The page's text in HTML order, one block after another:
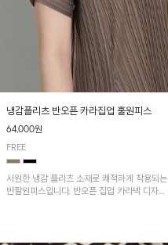
냉감플리츠 반오픈 카라집업 훌원피스
64,000원
FREE
시원한 냉감 플리츠 소재로 쾌적하게 착용되는
반팔원피스입니다. 반오픈 집업 카라넥 디자인